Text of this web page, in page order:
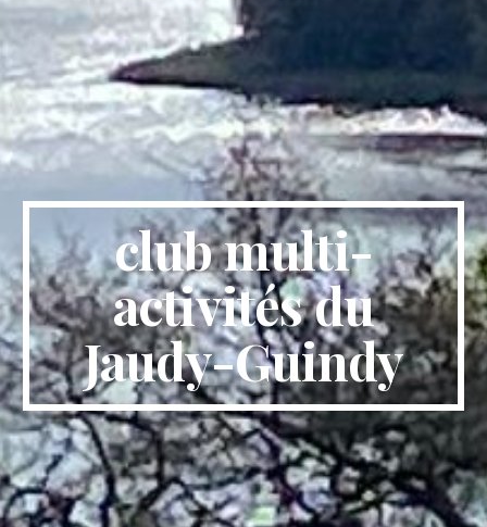
club multi-
activités du
Jaudy-Guindy